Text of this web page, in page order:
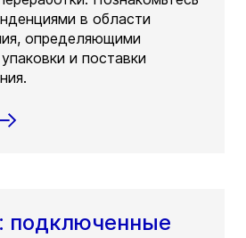
в области
определяющими
и поставки
подключенные